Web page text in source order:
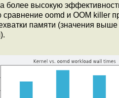
более высокую
сравнение oomd и OOM killer
памяти (значения